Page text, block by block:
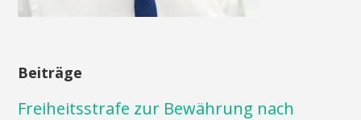
Beiträge
Freiheitsstrafe zur Bewährung nach